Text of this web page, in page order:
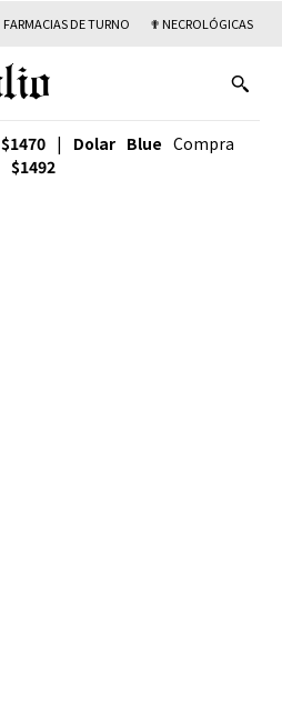
FARMACIAS DE TURNO ✟ NECROLÓGICAS
$1470 | Dolar Blue Compra
$1492